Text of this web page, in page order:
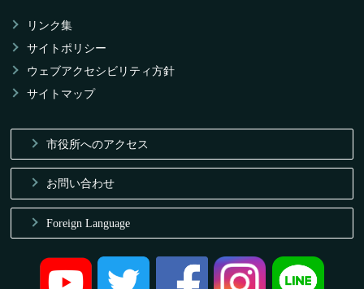
リンク集
サイトポリシー
ウェブアクセシビリティ方針
サイトマップ
市役所へのアクセス
お問い合わせ
Foreign Language